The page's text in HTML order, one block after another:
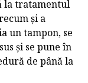
la tratamentul
și a
un tampon, se
și se pune în
de până la